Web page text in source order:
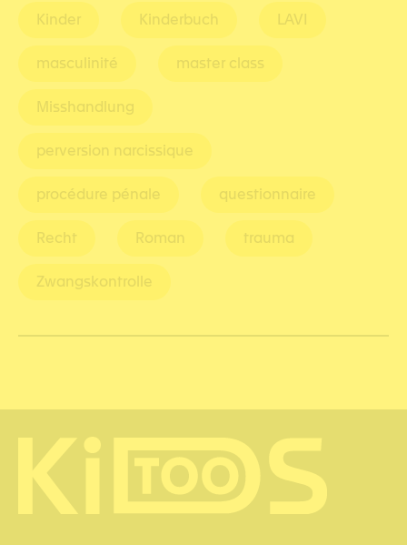
Kinder Kinderbuch LAVI
masculinité master class
Misshandlung
perversion narcissique
procédure pénale questionnaire
Recht Roman trauma
Zwangskontrolle